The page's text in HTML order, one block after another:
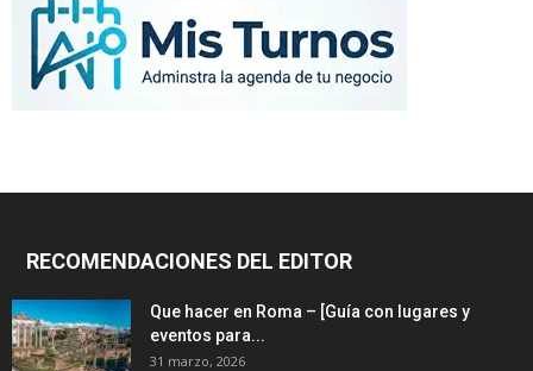
RECOMENDACIONES DEL EDITOR
Que hacer en Roma – [Guía con lugares y
eventos para...
31 marzo, 2026